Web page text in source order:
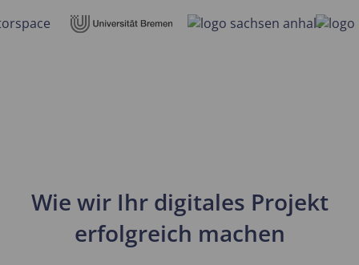
Wie wir Ihr digitales Projekt
erfolgreich machen